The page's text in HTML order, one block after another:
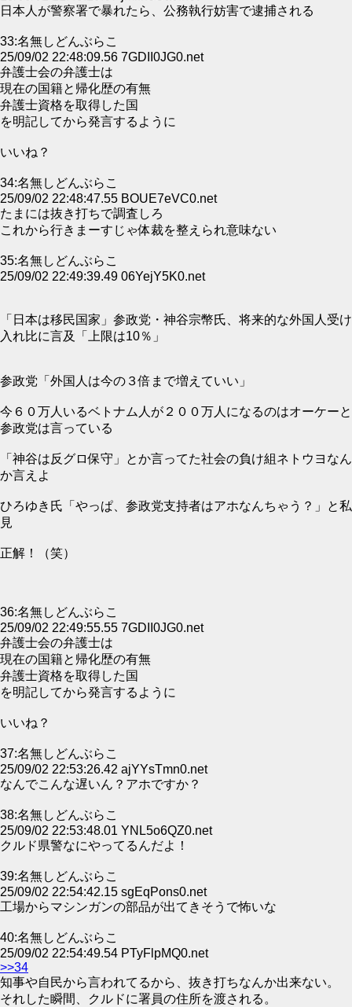
日本人が警察署で暴れたら、公務執行妨害で逮捕される
33:名無しどんぶらこ
25/09/02 22:48:09.56 7GDII0JG0.net
弁護士会の弁護士は
現在の国籍と帰化歴の有無
弁護士資格を取得した国
を明記してから発言するように
いいね？
34:名無しどんぶらこ
25/09/02 22:48:47.55 BOUE7eVC0.net
たまには抜き打ちで調査しろ
これから行きまーすじゃ体裁を整えられ意味ない
35:名無しどんぶらこ
25/09/02 22:49:39.49 06YejY5K0.net
「日本は移民国家」参政党・神谷宗幣氏、将来的な外国人受け
入れ比に言及「上限は10％」
参政党「外国人は今の３倍まで増えていい」
今６０万人いるベトナム人が２００万人になるのはオーケーと
参政党は言っている
「神谷は反グロ保守」とか言ってた社会の負け組ネトウヨなん
か言えよ
ひろゆき氏「やっぱ、参政党支持者はアホなんちゃう？」と私
見
正解！（笑）
36:名無しどんぶらこ
25/09/02 22:49:55.55 7GDII0JG0.net
弁護士会の弁護士は
現在の国籍と帰化歴の有無
弁護士資格を取得した国
を明記してから発言するように
いいね？
37:名無しどんぶらこ
25/09/02 22:53:26.42 ajYYsTmn0.net
なんでこんな遅いん？アホですか？
38:名無しどんぶらこ
25/09/02 22:53:48.01 YNL5o6QZ0.net
クルド県警なにやってるんだよ！
39:名無しどんぶらこ
25/09/02 22:54:42.15 sgEqPons0.net
工場からマシンガンの部品が出てきそうで怖いな
40:名無しどんぶらこ
25/09/02 22:54:49.54 PTyFlpMQ0.net
>>34
知事や自民から言われてるから、抜き打ちなんか出来ない。
それした瞬間、クルドに署員の住所を渡される。